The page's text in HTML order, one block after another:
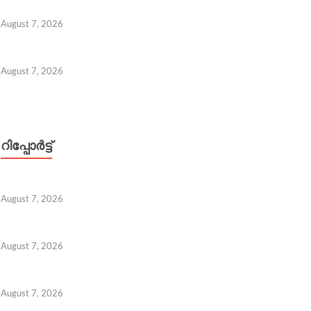
August 7, 2026
August 7, 2026
റിപ്പോര്‍ട്ട്
August 7, 2026
August 7, 2026
August 7, 2026